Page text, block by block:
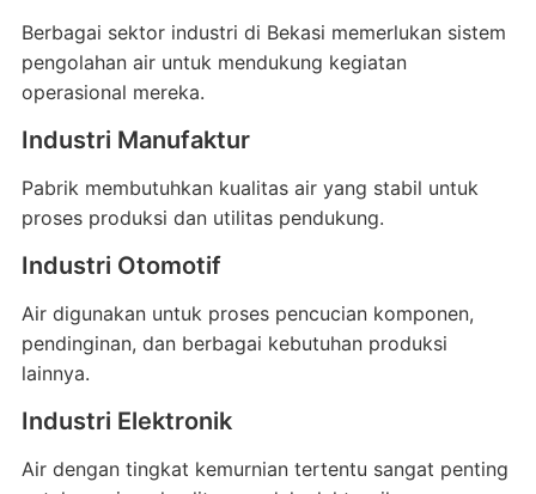
Berbagai sektor industri di Bekasi memerlukan sistem
pengolahan air untuk mendukung kegiatan
operasional mereka.
Industri Manufaktur
Pabrik membutuhkan kualitas air yang stabil untuk
proses produksi dan utilitas pendukung.
Industri Otomotif
Air digunakan untuk proses pencucian komponen,
pendinginan, dan berbagai kebutuhan produksi
lainnya.
Industri Elektronik
Air dengan tingkat kemurnian tertentu sangat penting